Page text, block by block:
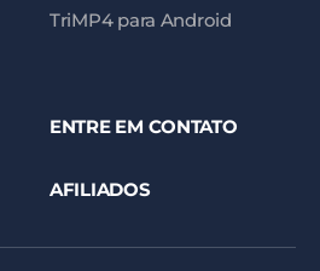
TriMP4 para Android
ENTRE EM CONTATO
AFILIADOS